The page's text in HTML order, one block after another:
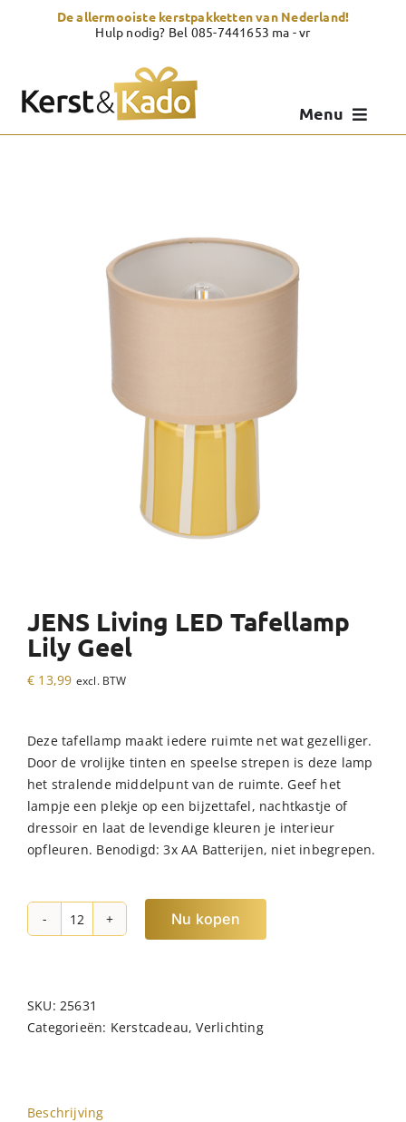
De allermooiste kerstpakketten van Nederland!
Hulp nodig? Bel 085-7441653 ma - vr
Menu
Zelf samenstellen
Showroom
JENS Living LED Tafellamp
Lily Geel
€ 13,99 excl. BTW
Deze tafellamp maakt iedere ruimte net wat gezelliger.
Door de vrolijke tinten en speelse strepen is deze lamp
het stralende middelpunt van de ruimte. Geef het
lampje een plekje op een bijzettafel, nachtkastje of
dressoir en laat de levendige kleuren je interieur
opfleuren. Benodigd: 3x AA Batterijen, niet inbegrepen.
JENS
Lily
Geel
Nu kopen
SKU:25631
Categorieën: Kerstcadeau,Verlichting
Beschrijving